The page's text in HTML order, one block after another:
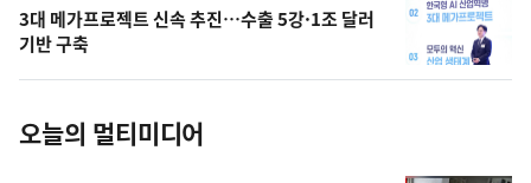
사
진
3대 메가프로젝트 신속 추진…수출 5강·1조 달러
기반 구축
오늘의 멀티미디어